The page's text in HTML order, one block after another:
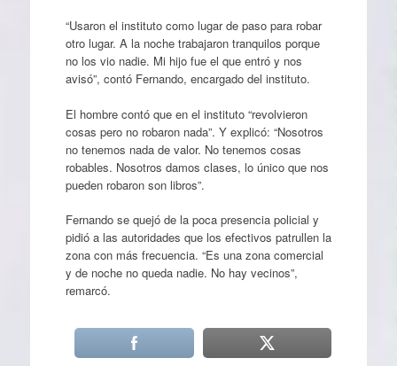
“Usaron el instituto como lugar de paso para robar
otro lugar. A la noche trabajaron tranquilos porque
no los vio nadie. Mi hijo fue el que entró y nos
avisó”, contó Fernando, encargado del instituto.
El hombre contó que en el instituto “revolvieron
cosas pero no robaron nada”. Y explicó: “Nosotros
no tenemos nada de valor. No tenemos cosas
robables. Nosotros damos clases, lo único que nos
pueden robaron son libros”.
Fernando se quejó de la poca presencia policial y
pidió a las autoridades que los efectivos patrullen la
zona con más frecuencia. “Es una zona comercial
y de noche no queda nadie. No hay vecinos”,
remarcó.